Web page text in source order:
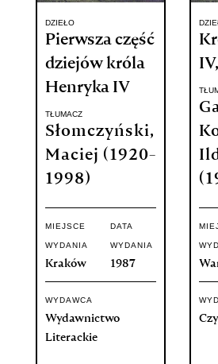
DZIEŁO
Pierwsza część
dziejów króla
Henryka IV
TŁUMACZ
Słomczyński,
Maciej (1920-
1998)
MIEJSCE
WYDANIA
Kraków
DATA
WYDANIA
1987
WYDAWCA
Wydawnictwo
Literackie